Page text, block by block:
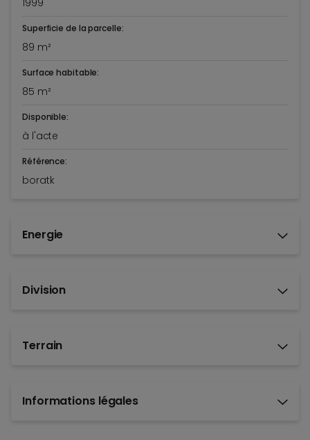
1999
Superficie de la parcelle:
89 m²
Surface habitable:
85 m²
Disponible:
à l'acte
Référence:
boratk
Energie
Division
Terrain
Informations légales